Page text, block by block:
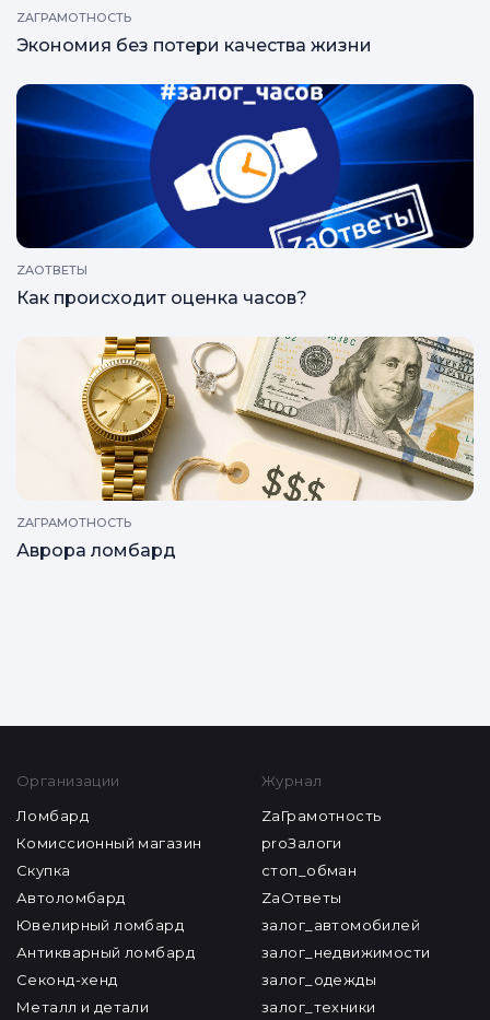
ZAГРАМОТНОСТЬ
Экономия без потери качества жизни
ZAОТВЕТЫ
Как происходит оценка часов?
ZAГРАМОТНОСТЬ
Аврора ломбард
Организации
Ломбард
Комиссионный магазин
Скупка
Автоломбард
Ювелирный ломбард
Антикварный ломбард
Секонд-хенд
Металл и детали
Журнал
ZaГрамотность
proЗалоги
стоп_обман
ZaОтветы
залог_автомобилей
залог_недвижимости
залог_одежды
залог_техники